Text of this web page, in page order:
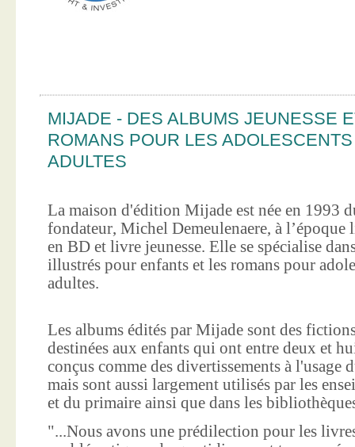
MIJADE - DES ALBUMS JEUNESSE
ROMANS POUR LES
ADULTES
La maison d'édition Mijade est née en 1993
fondateur, Michel Demeulenaere, à l’époque
en BD et livre jeunesse. Elle se spécialise
illustrés pour enfants et les romans pour
adultes.
Les albums édités par Mijade sont des
destinées aux enfants qui ont entre deux et
conçus comme des divertissements à
mais sont aussi largement utilisés par les
et du primaire ainsi que dans les
"...Nous avons une prédilection pour les